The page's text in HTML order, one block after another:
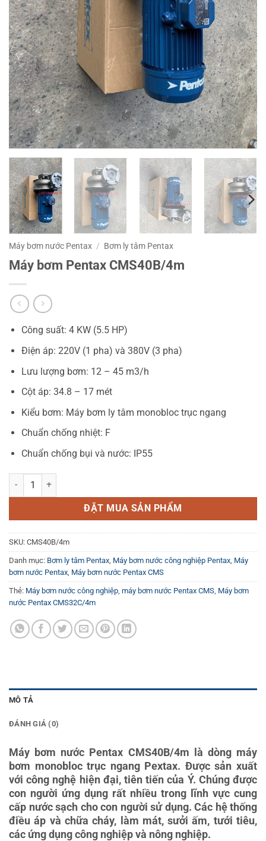
Máy bơm nước Pentax / Bơm ly tâm Pentax
Máy bơm Pentax CMS40B/4m
Công suất: 4 KW (5.5 HP)
Điện áp: 220V (1 pha) và 380V (3 pha)
Lưu lượng bơm: 12 – 45 m3/h
Cột áp: 34.8 – 17 mét
Kiểu bơm: Máy bơm ly tâm monobloc trục ngang
Chuẩn chống nhiệt: F
Chuẩn chống bụi và nước: IP55
Máy bơm Pentax CMS40B/4m số lượng
ĐẶT MUA SẢN PHẨM
SKU: CMS40B/4m
Danh mục: Bơm ly tâm Pentax Máy bơm nước công nghiệp Pentax Máy
bơm nước Pentax Máy bơm nước Pentax CMS
Thẻ: Máy bơm nước công nghiệp máy bơm nước Pentax CMS Máy bơm
nước Pentax CMS32C/4m
MÔ TẢ
ĐÁNH GIÁ (0)
Máy bơm nước Pentax CMS40B/4m là dòng máy
bơm monobloc trục ngang Pextax. Được sản xuất
với công nghệ hiện đại, tiên tiến của Ý. Chúng được
con người ứng dụng rất nhiều trong lĩnh vực cung
cấp nước sạch cho con người sử dụng. Các hệ thống
điều áp và chữa cháy, làm mát, sưởi ấm, tưới tiêu,
các ứng dụng công nghiệp và nông nghiệp.